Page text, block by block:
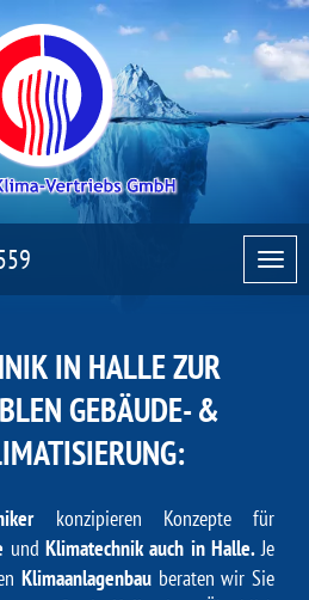
IN HALLE ZUR
GEBÄUDE- &
konzipieren Konzepte für
undKlimatechnik auch in Halle.Je
Klimaanlagenbauberaten wir Sie